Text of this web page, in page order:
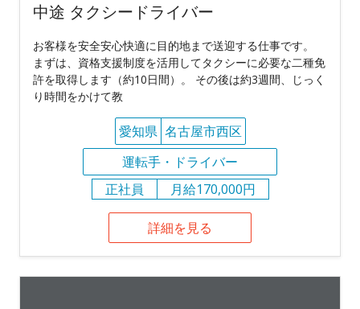
中途 タクシードライバー
お客様を安全安心快適に目的地まで送迎する仕事です。
まずは、資格支援制度を活用してタクシーに必要な二種免
許を取得します（約10日間）。 その後は約3週間、じっく
り時間をかけて教
愛知県 名古屋市西区
運転手・ドライバー
正社員
月給170,000円
詳細を見る